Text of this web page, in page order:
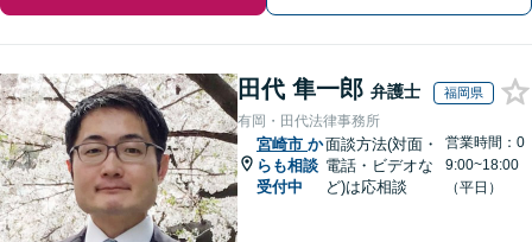
田代 隼一郎 弁護士 福岡県
有岡・田代法律事務所
宮崎市 か
らも相談
受付中
面談方法(対面・
電話・ビデオな
ど)は応相談
営業時間：0
9:00~18:00
（平日）